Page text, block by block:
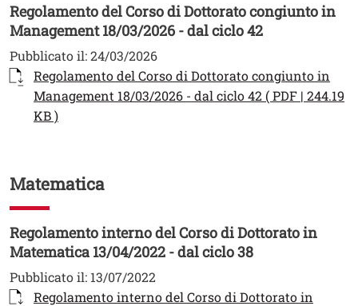
Regolamento del Corso di Dottorato congiunto in
Management 18/03/2026 - dal ciclo 42
Pubblicato il:24/03/2026
Documento
Regolamento del Corso di Dottorato congiunto in
Management 18/03/2026 - dal ciclo 42 ( PDF | 244.19
KB )Apri il link in una nuova finestra
Matematica
Regolamento interno del Corso di Dottorato in
Matematica 13/04/2022 - dal ciclo 38
Pubblicato il: 13/07/2022
Documento
Regolamento interno del Corso di Dottorato in